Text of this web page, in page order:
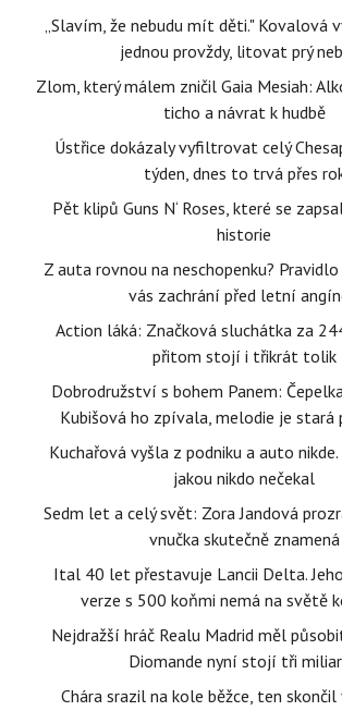
„Slavím, že nebudu mít děti." Kovalová
jednou provždy, litovat prý
Zlom, který málem zničil Gaia Mesiah:
ticho a návrat k hudbě
Ústřice dokázaly vyfiltrovat celý
týden, dnes to trvá přes
Pět klipů Guns N‘ Roses, které se
historie
Z auta rovnou na neschopenku?
vás zachrání před letní
Action láká: Značková sluchátka za
přitom stojí i třikrát tolik
Dobrodružství s bohem Panem:
Kubišová ho zpívala, melodie je
Kuchařová vyšla z podniku a auto
jakou nikdo nečekal
Sedm let a celý svět: Zora Jandová
vnučka skutečně znamená
Ital 40 let přestavuje Lancii Delta.
verze s 500 koňmi nemá na světě
Nejdražší hráč Realu Madrid měl
Diomande nyní stojí tři
Chára srazil na kole běžce, ten skončil